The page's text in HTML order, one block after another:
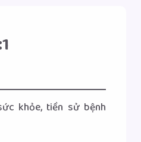
khỏe, tiền sử bệnh